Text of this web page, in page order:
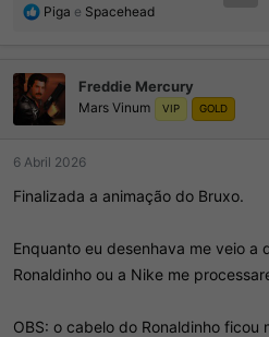
R
õ
e
s
Piga e Spacehead
Freddie Mercury
Mars Vinum VIP GOLD
6 Abril 2026
Finalizada a animação do Bruxo.
Enquanto eu desenhava me veio a
Ronaldinho ou a Nike me
OBS: o cabelo do Ronaldinho ficou